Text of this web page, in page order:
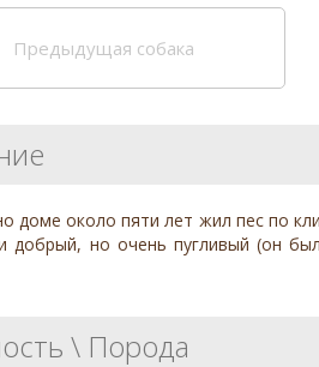
Предыдущая собака
доме около пяти лет жил пес по
добрый, но очень пугливый (он
\ Порода